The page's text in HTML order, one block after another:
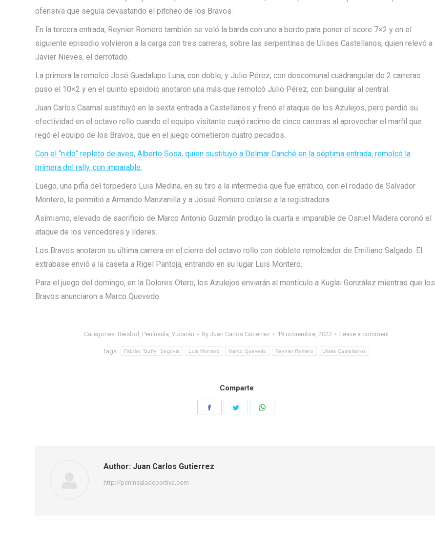
ofensiva que seguía devastando el pitcheo de los Bravos.
En la tercera entrada, Reynier Romero también se voló la barda con uno a bordo para poner el score 7×2 y en el
siguiente episodio volvieron a la carga con tres carreras, sobre las serpentinas de Ulises Castellanos, quien relevó a
Javier Nieves, el derrotado.
La primera la remolcó José Guadalupe Luna, con doble, y Julio Pérez, con descomunal cuadrangular de 2 carreras
puso el 10×2 y en el quinto epsidoio anotaron una más que remolcó Julio Pérez, con biangular al central.
Juan Carlos Caamal sustituyó en la sexta entrada a Castellanos y frenó el ataque de los Azulejos, pero perdió su
efectividad en el octavo rollo cuando el equipo visitante cuajó racimo de cinco carreras al aprovechar el marfil que
regó el equipo de los Bravos, que en el juego cometieron cuatro pecados.
Con el “nido” repleto de aves, Alberto Sosa, quien sustituyó a Delmar Canché en la séptima entrada, remolcó la
primera del rally, con imparable.
Luego, una pifia del torpedero Luis Medina, en su tiro a la intermedia que fue errático, con el rodado de Salvador
Montero, le permitió a Armando Manzanilla y a Josué Romero colarse a la registradora.
Asimismo, elevado de sacrificio de Marco Antonio Guzmán produjo la cuarta e imparable de Osniel Madera coronó el
ataque de los vencedores y líderes.
Los Bravos anotaron su última carrera en el cierre del octavo rollo con doblete remolcador de Emiliano Salgado. El
extrabase envió a la caseta a Rigel Pantoja, entrando en su lugar Luis Montero.
Para el juego del domingo, en la Dolores Otero, los Azulejos enviarán al montículo a Kuglai González mientras que los
Bravos anunciaron a Marco Quevedo.
Categories: Béisbol , Península, Yucatán By Juan Carlos Gutierrez 19 noviembre, 2022 Leave a comment
Tags: Fabián "Buffy" Segovia Luis Montero Marco Quevedo Reynier Romero Ulises Castellanos
Comparte
Share
Author: Juan Carlos Gutierrez
http://peninsuladeportiva.com